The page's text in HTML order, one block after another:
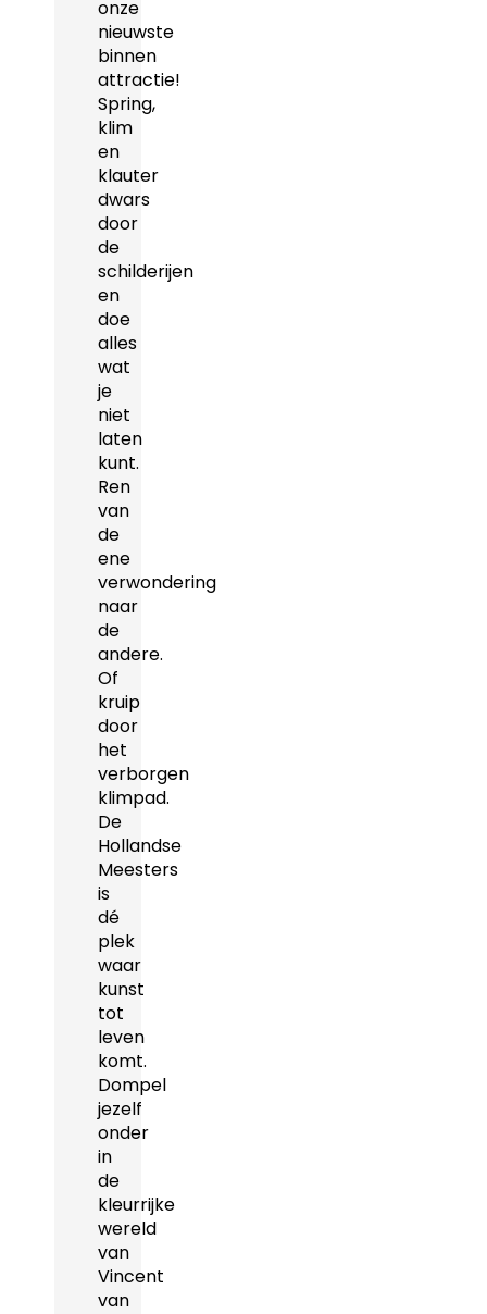
onze
nieuwste
binnen
attractie!
Spring,
klim
en
klauter
dwars
door
de
schilderijen
en
doe
alles
wat
je
niet
laten
kunt.
Ren
van
de
ene
verwondering
naar
de
andere.
Of
kruip
door
het
verborgen
klimpad.
De
Hollandse
Meesters
is
dé
plek
waar
kunst
tot
leven
komt.
Dompel
jezelf
onder
in
de
kleurrijke
wereld
van
Vincent
van